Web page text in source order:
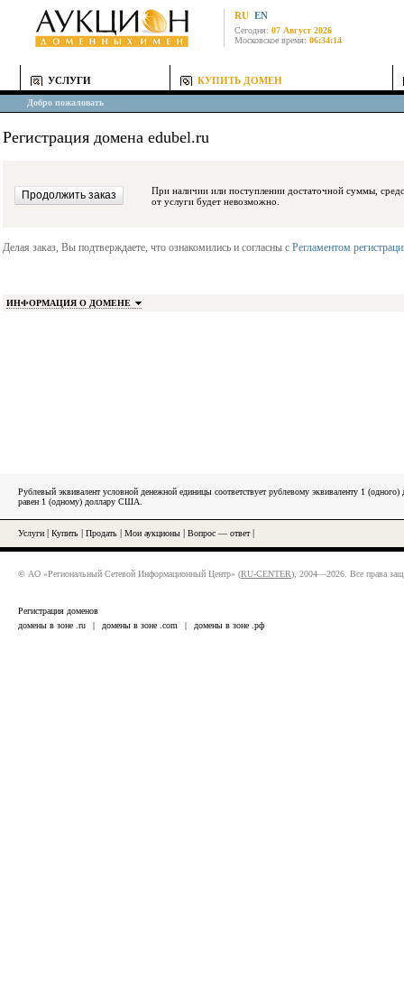
RU EN
Сегодня: 07 Август 2026
Московское время: 06:34:14
УСЛУГИ КУПИТЬ ДОМЕН
Добро пожаловать
Регистрация домена edubel.ru
При наличии или поступлении достаточной суммы, средства будут
от услуги будет невозможно.
Делая заказ, Вы подтверждаете, что ознакомились и согласны с Регламентом
ИНФОРМАЦИЯ О ДОМЕНЕ
Рублевый эквивалент условной денежной единицы соответствует рублевому эквиваленту 1
равен 1 (одному) доллару США.
Услуги Купить Продать Мои аукционы Вопрос — ответ|
© АО «Региональный Сетевой Информационный Центр» (RU-CENTER), 2004—2026. Все права
Регистрация доменов
домены в зоне .ru
| домены в зоне .com | домены в зоне .рф